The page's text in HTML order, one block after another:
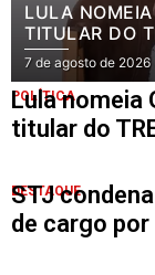
LULA
TITULAR DO
7 de agosto de 2026
POLÍTICA
Lula nomeia
titular do
DESTAQUE
STJ
de cargo